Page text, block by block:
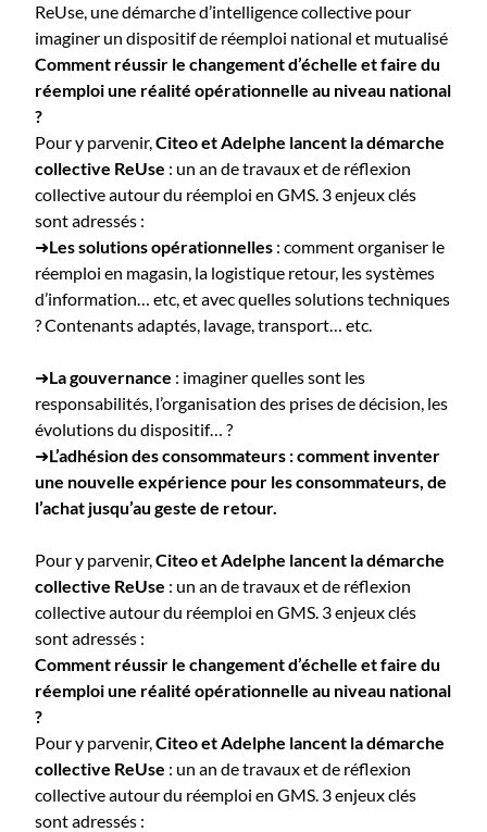
ReUse, une démarche d’intelligence collective pour
imaginer un dispositif de réemploi national et mutualisé
Comment réussir le changement d’échelle et faire du
réemploi une réalité opérationnelle au niveau national
?
Pour y parvenir, Citeo et Adelphe lancent la démarche
collective ReUse : un an de travaux et de réflexion
collective autour du réemploi en GMS. 3 enjeux clés
sont adressés :
➜Les solutions opérationnelles : comment organiser le
réemploi en magasin, la logistique retour, les systèmes
d’information… etc, et avec quelles solutions techniques
? Contenants adaptés, lavage, transport… etc.
➜La gouvernance : imaginer quelles sont les
responsabilités, l’organisation des prises de décision, les
évolutions du dispositif… ?
➜L’adhésion des consommateurs : comment inventer
une nouvelle expérience pour les consommateurs, de
l’achat jusqu’au geste de retour.
Pour y parvenir, Citeo et Adelphe lancent la démarche
collective ReUse : un an de travaux et de réflexion
collective autour du réemploi en GMS. 3 enjeux clés
sont adressés :
Comment réussir le changement d’échelle et faire du
réemploi une réalité opérationnelle au niveau national
?
Pour y parvenir, Citeo et Adelphe lancent la démarche
collective ReUse : un an de travaux et de réflexion
collective autour du réemploi en GMS. 3 enjeux clés
sont adressés :